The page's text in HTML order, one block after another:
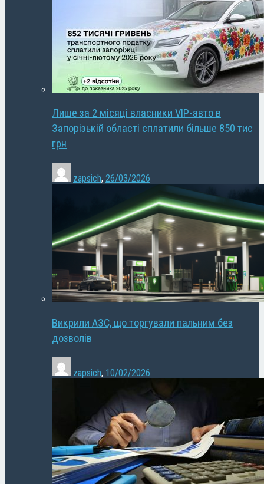
Лише за 2 місяці власники VIP-авто в
Запорізькій області сплатили більше 850 тис
грн
zapsich, 26/03/2026
Викрили АЗС, що торгували пальним без
дозволів
zapsich, 10/02/2026